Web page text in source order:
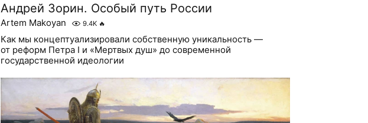
Андрей Зорин. Особый путь России
Artem Makoyan 9.4K 🔥
Как мы концептуализировали собственную уникальность —
от реформ Петра I и «Мертвых душ» до современной
государственной идеологии